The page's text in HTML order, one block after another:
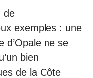
de
exemples : une
d’Opale ne se
bien
de la Côte